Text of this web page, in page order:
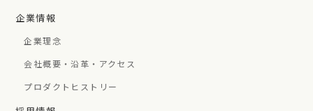
企業情報
企業理念
会社概要・沿革・アクセス
プロダクトヒストリー